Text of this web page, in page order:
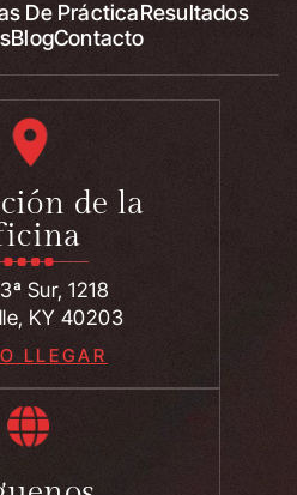
De PrácticaResultados
BlogContacto
de la
Sur, 1218
KY 40203
LLEGAR